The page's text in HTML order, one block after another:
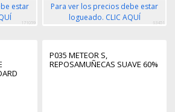
estar
171059
Para ver los precios debe estar
logueado. CLIC AQUÍ
63451
P035 METEOR S,
REPOSAMUÑECAS SUAVE 60%